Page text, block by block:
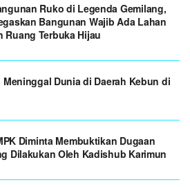
Ruko di Legenda Gemilang,
Bangunan Wajib Ada Lahan
Ruang Terbuka Hijau
Meninggal Dunia di Daerah Kebun di
Diminta Membuktikan Dugaan
Dilakukan Oleh Kadishub Karimun